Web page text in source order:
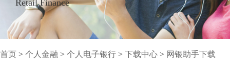
Retail Finance
首页 > 个人金融 > 个人电子银行 > 下载中心 > 网银助手下载